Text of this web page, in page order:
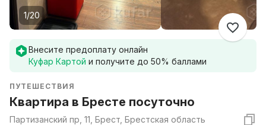
1/20
Внесите предоплату онлайн
Куфар Картой и получите до 50% баллами
ПУТЕШЕСТВИЯ
Квартира в Бресте посуточно
Партизанский пр, 11, Брест, Брестская область